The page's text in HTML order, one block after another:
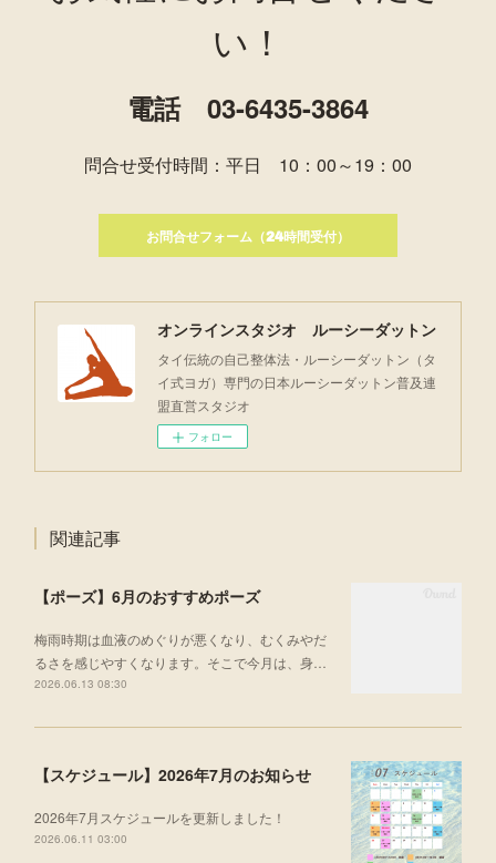
い！
電話 03-6435-3864
問合せ受付時間：平日 10：00～19：00
お問合せフォーム（24時間受付）
オンラインスタジオ ルーシーダットン
タイ伝統の自己整体法・ルーシーダットン（タ
イ式ヨガ）専門の日本ルーシーダットン普及連
盟直営スタジオ
フォロー
関連記事
【ポーズ】6月のおすすめポーズ
梅雨時期は血液のめぐりが悪くなり、むくみやだ
るさを感じやすくなります。そこで今月は、身…
2026.06.13 08:30
【スケジュール】2026年7月のお知らせ
2026年7月スケジュールを更新しました！
2026.06.11 03:00